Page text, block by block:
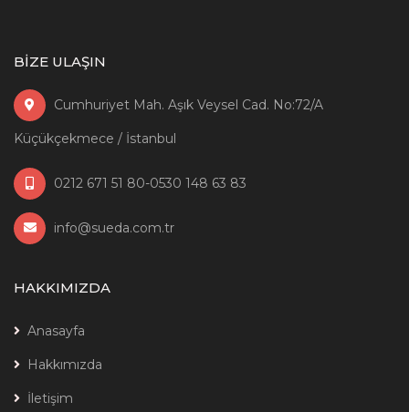
BİZE ULAŞIN
Cumhuriyet Mah. Aşık Veysel Cad. No:72/A
Küçükçekmece / İstanbul
0212 671 51 80-0530 148 63 83
info@sueda.com.tr
HAKKIMIZDA
Anasayfa
Hakkımızda
İletişim